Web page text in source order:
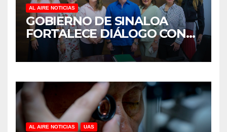
AL AIRE NOTICIAS
GOBIERNO DE SINALOA
FORTALECE DIÁLOGO CON
MUJERES EMPRESARIAS DE
CULIACÁN
AL AIRE NOTICIAS UAS